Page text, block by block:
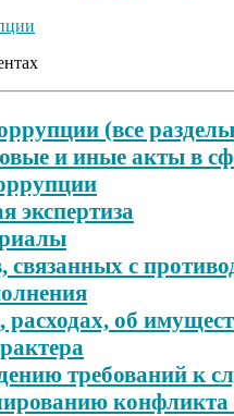
(все
и иные акты в
экспертиза
с
расходах, об
требований к
конфликта